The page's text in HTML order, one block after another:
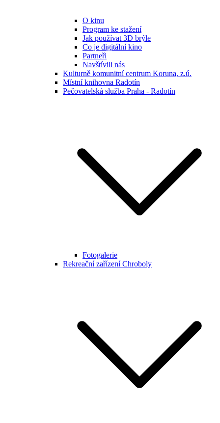
O kinu
Program ke stažení
Jak používat 3D brýle
Co je digitální kino
Partneři
Navštívili nás
Kulturně komunitní centrum Koruna, z.ú.
Místní knihovna Radotín
Pečovatelská služba Praha - Radotín
Fotogalerie
Rekreační zařízení Chroboly